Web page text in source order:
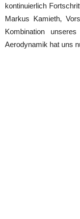
kontinuierlich
Markus Kamieth,
Kombination
Aerodynamik hat uns